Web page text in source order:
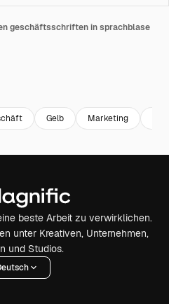
geschäftsschriften in sprachblase
Gelb Marketing
beste Arbeit zu verwirklichen.
unter Kreativen, Unternehmen,
und Studios.